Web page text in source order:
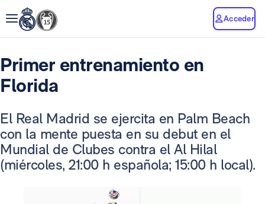
Acceder
Primer entrenamiento en
Florida
El Real Madrid se ejercita en Palm Beach
con la mente puesta en su debut en el
Mundial de Clubes contra el Al Hilal
(miércoles, 21:00 h española; 15:00 h local).